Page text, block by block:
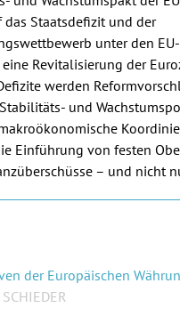
das Staatsdefizit und der
unter den
Revitalisierung der
werden
und
Einführung von festen
– und nicht
der Europäischen